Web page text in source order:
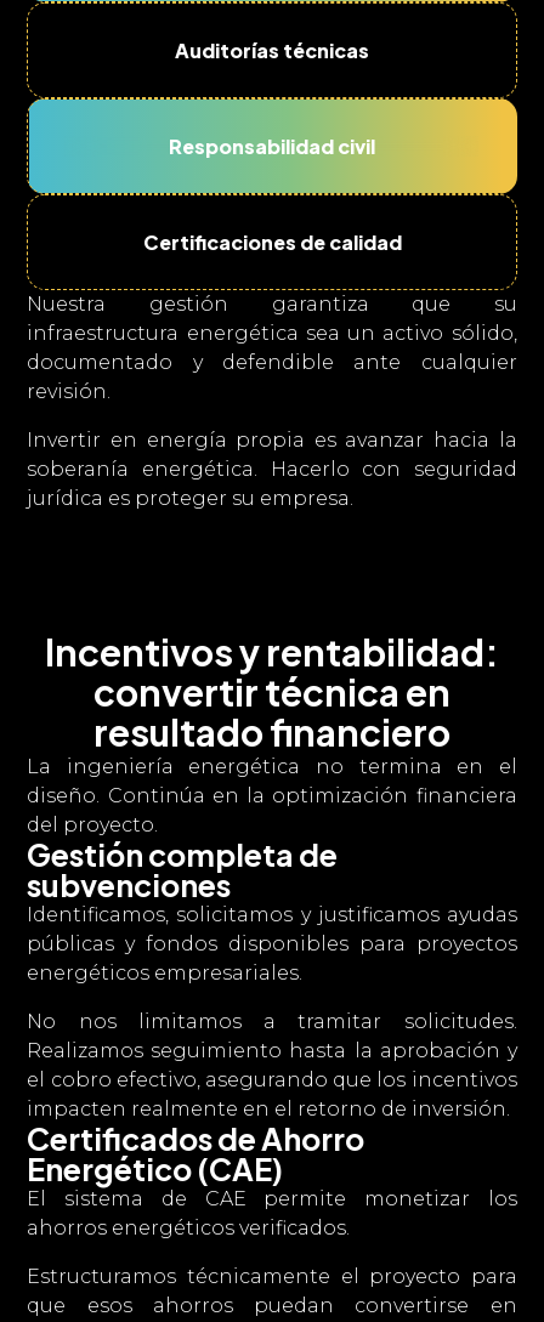
Auditorías técnicas
Responsabilidad civil
Certificaciones de calidad
Nuestra gestión garantiza que su
infraestructura energética sea un activo sólido,
documentado y defendible ante cualquier
revisión.
Invertir en energía propia es avanzar hacia la
soberanía energética. Hacerlo con seguridad
jurídica es proteger su empresa.
Incentivos y rentabilidad:
convertir técnica en
resultado financiero
La ingeniería energética no termina en el
diseño. Continúa en la optimización financiera
del proyecto.
Gestión completa de
subvenciones
Identificamos, solicitamos y justificamos ayudas
públicas y fondos disponibles para proyectos
energéticos empresariales.
No nos limitamos a tramitar solicitudes.
Realizamos seguimiento hasta la aprobación y
el cobro efectivo, asegurando que los incentivos
impacten realmente en el retorno de inversión.
Certificados de Ahorro
Energético (CAE)
El sistema de CAE permite monetizar los
ahorros energéticos verificados.
Estructuramos técnicamente el proyecto para
que esos ahorros puedan convertirse en